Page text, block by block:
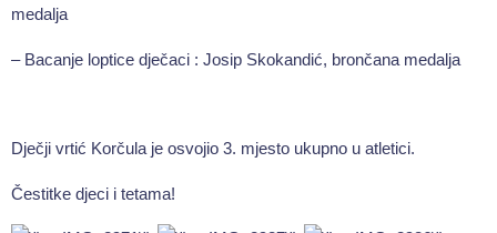
medalja
– Bacanje loptice dječaci : Josip Skokandić, brončana medalja
Dječji vrtić Korčula je osvojio 3. mjesto ukupno u atletici.
Čestitke djeci i tetama!